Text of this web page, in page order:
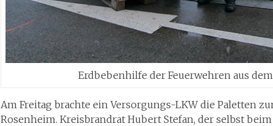
Erdbebenhilfe der Feuerwehren aus
Am Freitag brachte ein Versorgungs-LKW die Paletten
Rosenheim. Kreisbrandrat Hubert Stefan, der selbst